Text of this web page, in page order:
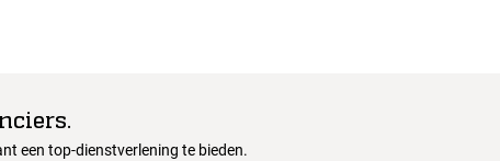
een top-dienstverlening te bieden.